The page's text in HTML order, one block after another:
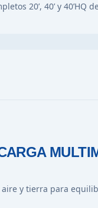
20’, 40’ y 40’HQ
aire y tierra para